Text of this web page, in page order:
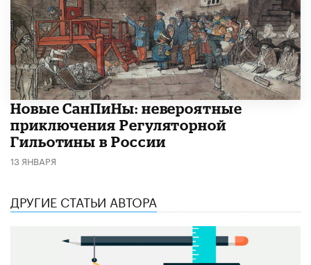
Новые СанПиНы: невероятные
приключения Регуляторной
Гильотины в России
13 ЯНВАРЯ
ДРУГИЕ СТАТЬИ АВТОРА